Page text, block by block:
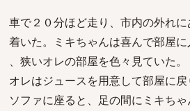
車で２０分ほど走り、市内の外れ
着いた。ミキちゃんは喜んで部屋に
、狭いオレの部屋を色々見ていた。
オレはジュースを用意して部屋に
ソファに座ると、足の間にミキち